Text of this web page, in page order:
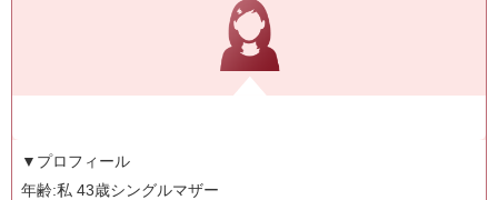
▼プロフィール
年齢:私 43歳シングルマザー